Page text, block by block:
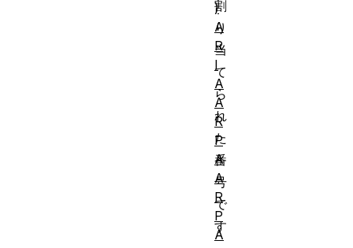
割
り
当
て
ら
れ
た
番
号
で
す
)
A
R
I
A
A
R
P
A
A
R
P
A